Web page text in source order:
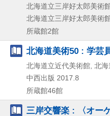
北海道立三岸好太郎美術
北海道立三岸好太郎美術
所蔵館2館
北海道美術50 : 学芸
北海道立近代美術館, 北
中西出版 2017.8
所蔵館46館
三岸交響楽 : 〈オー